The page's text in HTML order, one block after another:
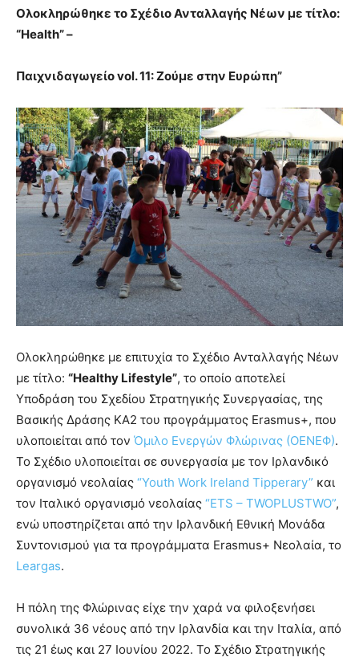
Ολοκληρώθηκε το Σχέδιο Ανταλλαγής Νέων με τίτλο:
“Health” –
Παιχνιδαγωγείο vol. 11: Ζούμε στην Ευρώπη”
Ολοκληρώθηκε με επιτυχία το Σχέδιο Ανταλλαγής Νέων
με τίτλο: “Healthy Lifestyle”, το οποίο αποτελεί
Υποδράση του Σχεδίου Στρατηγικής Συνεργασίας, της
Βασικής Δράσης ΚΑ2 του προγράμματος Erasmus+, που
υλοποιείται από τον Όμιλο Ενεργών Φλώρινας (ΟΕΝΕΦ).
Το Σχέδιο υλοποιείται σε συνεργασία με τον Ιρλανδικό
οργανισμό νεολαίας “Youth Work Ireland Tipperary” και
τον Ιταλικό οργανισμό νεολαίας “ETS – TWOPLUSTWO”,
ενώ υποστηρίζεται από την Ιρλανδική Εθνική Μονάδα
Συντονισμού για τα προγράμματα Erasmus+ Νεολαία, το
Leargas.
Η πόλη της Φλώρινας είχε την χαρά να φιλοξενήσει
συνολικά 36 νέους από την Ιρλανδία και την Ιταλία, από
τις 21 έως και 27 Ιουνίου 2022. Το Σχέδιο Στρατηγικής